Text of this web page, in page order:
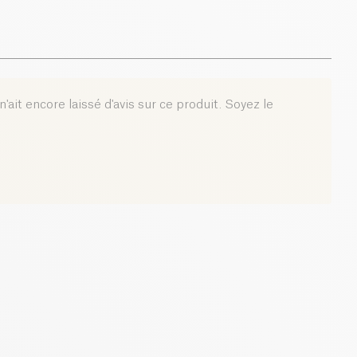
encore laissé d'avis sur ce produit. Soyez le